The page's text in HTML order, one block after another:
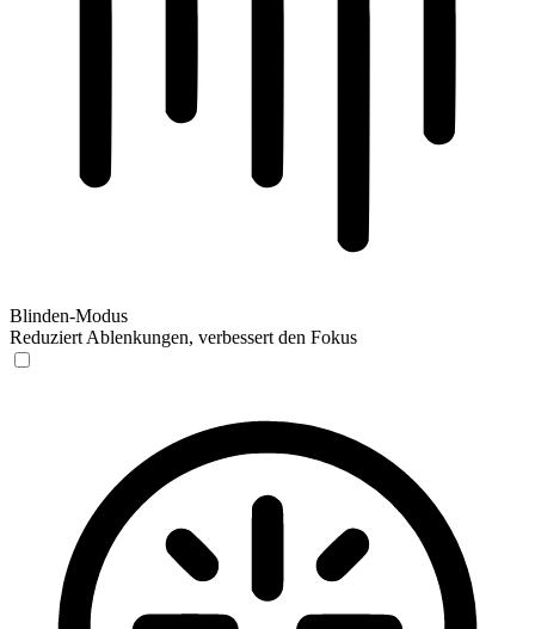
Blinden-Modus
Reduziert Ablenkungen, verbessert den Fokus